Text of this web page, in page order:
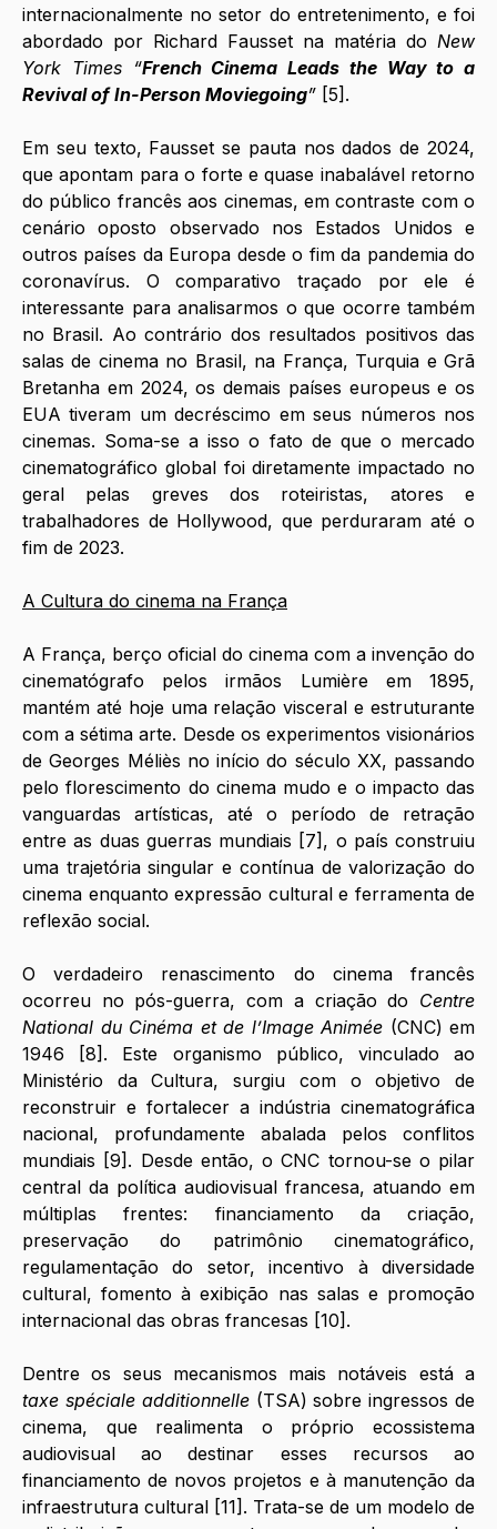
internacionalmente no setor do entretenimento, e foi
abordado por Richard Fausset na matéria do New
York Times “French Cinema Leads the Way to a
Revival of In-Person Moviegoing” [5].
Em seu texto, Fausset se pauta nos dados de 2024,
que apontam para o forte e quase inabalável retorno
do público francês aos cinemas, em contraste com o
cenário oposto observado nos Estados Unidos e
outros países da Europa desde o fim da pandemia do
coronavírus. O comparativo traçado por ele é
interessante para analisarmos o que ocorre também
no Brasil. Ao contrário dos resultados positivos das
salas de cinema no Brasil, na França, Turquia e Grã
Bretanha em 2024, os demais países europeus e os
EUA tiveram um decréscimo em seus números nos
cinemas. Soma-se a isso o fato de que o mercado
cinematográfico global foi diretamente impactado no
geral pelas greves dos roteiristas, atores e
trabalhadores de Hollywood, que perduraram até o
fim de 2023.
A Cultura do cinema na França
A França, berço oficial do cinema com a invenção do
cinematógrafo pelos irmãos Lumière em 1895,
mantém até hoje uma relação visceral e estruturante
com a sétima arte. Desde os experimentos visionários
de Georges Méliès no início do século XX, passando
pelo florescimento do cinema mudo e o impacto das
vanguardas artísticas, até o período de retração
entre as duas guerras mundiais [7], o país construiu
uma trajetória singular e contínua de valorização do
cinema enquanto expressão cultural e ferramenta de
reflexão social.
O verdadeiro renascimento do cinema francês
ocorreu no pós-guerra, com a criação do Centre
National du Cinéma et de l’Image Animée (CNC) em
1946 [8]. Este organismo público, vinculado ao
Ministério da Cultura, surgiu com o objetivo de
reconstruir e fortalecer a indústria cinematográfica
nacional, profundamente abalada pelos conflitos
mundiais [9]. Desde então, o CNC tornou-se o pilar
central da política audiovisual francesa, atuando em
múltiplas frentes: financiamento da criação,
preservação do patrimônio cinematográfico,
regulamentação do setor, incentivo à diversidade
cultural, fomento à exibição nas salas e promoção
internacional das obras francesas [10].
taxe spéciale additionnelle (TSA) sobre ingressos de
cinema, que realimenta o próprio ecossistema
audiovisual ao destinar esses recursos ao
financiamento de novos projetos e à manutenção da
infraestrutura cultural [11]. Trata-se de um modelo de